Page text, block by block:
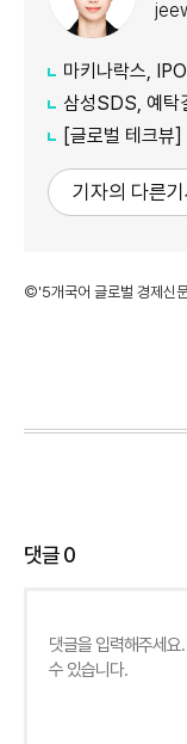
마키나락스, IPO
삼성SDS, 예탁
[글로벌 테크뷰] 빅테크
기자의 다른
©'5개국어 글로벌 경제신
댓글0